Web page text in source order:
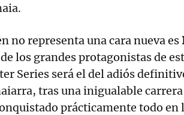
no representa una cara nueva es
los grandes protagonistas de
Series será el del adiós
tras una inigualable carrera
prácticamente todo en